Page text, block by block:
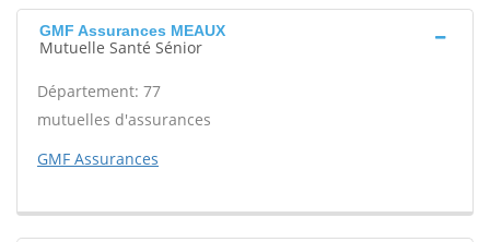
GMF Assurances MEAUX
Mutuelle Santé Sénior
Département: 77
mutuelles d'assurances
GMF Assurances